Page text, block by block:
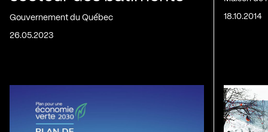
Gouvernement du Québec
26.05.2023
18.10.2014